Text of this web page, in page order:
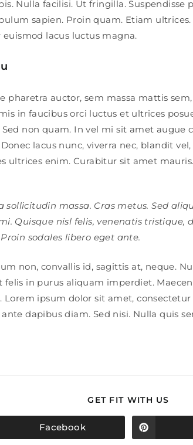
Nulla facilisi. Ut fringilla.
sapien. Proin quam. Etiam
lacus luctus magna.
pharetra auctor, sem massa mattis
in faucibus orci luctus et ultrices
non quam. In vel mi sit amet
lacus nunc, viverra nec, blandit
ultrices enim. Curabitur sit amet
sollicitudin massa. Cras metus. Sed
Quisque nisl felis, venenatis tristique,
sodales libero eget ante.
non, convallis id, sagittis at, neque.
felis in purus aliquam imperdiet.
Lorem ipsum dolor sit amet,
ante dapibus diam. Sed nisi. Nulla quis
GET FIT WITH US
Opens
in
Facebook